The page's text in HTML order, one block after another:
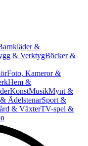
&
& VerktygBöcker &
Foto, Kameror &
Hem &
KonstMusikMynt &
ÄdelstenarSport &
& VäxterTV-spel &